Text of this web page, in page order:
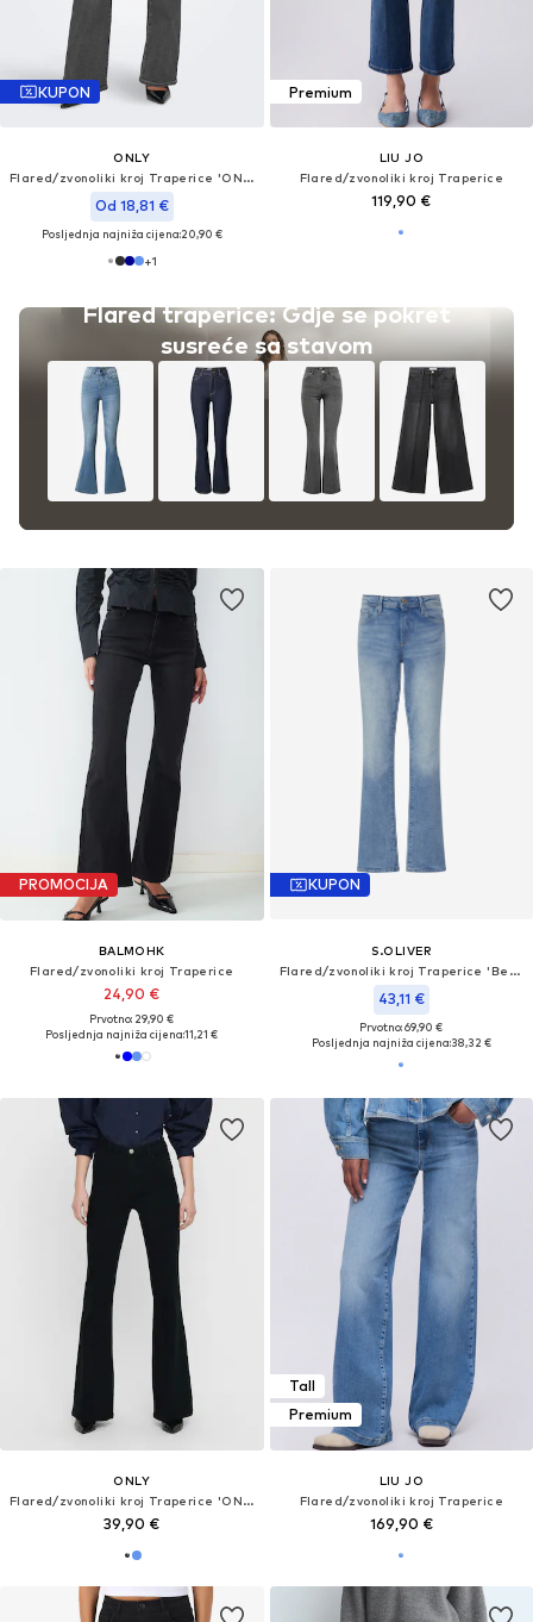
KUPON
ONLY
Flared/zvonoliki kroj Traperice 'ONLHENNI'
Od 18,81 €
Posljednja najniža cijena:20,90 €
+1
Flared traperice: Gdje se pokret
susreće sa stavom
Premium
LIU JO
Flared/zvonoliki kroj Traperice
119,90 €
PROMOCIJA
BALMOHK
Flared/zvonoliki kroj Traperice
24,90 €
Prvotno: 29,90 €
Posljednja najniža cijena:11,21 €
KUPON
S.OLIVER
Flared/zvonoliki kroj Traperice 'Beverly'
43,11 €
Prvotno: 69,90 €
Posljednja najniža cijena:38,32 €
ONLY
Flared/zvonoliki kroj Traperice 'ONLHELLA'
39,90 €
Tall
Premium
LIU JO
Flared/zvonoliki kroj Traperice
169,90 €